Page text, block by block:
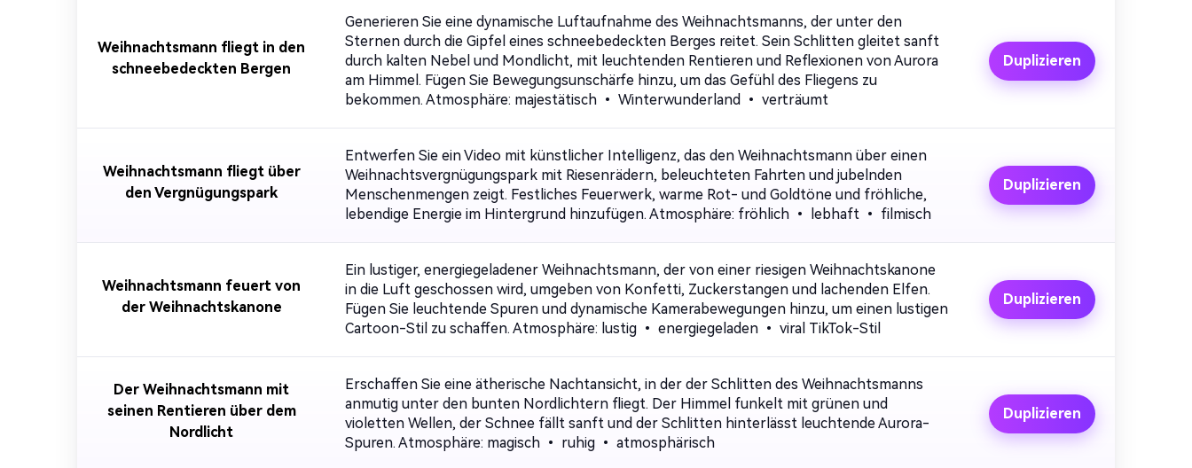
Weihnachtsmann fliegt in den
schneebedeckten Bergen
Generieren Sie eine dynamische Luftaufnahme des Weihnachtsmanns, der unter den
Sternen durch die Gipfel eines schneebedeckten Berges reitet. Sein Schlitten gleitet sanft
durch kalten Nebel und Mondlicht, mit leuchtenden Rentieren und Reflexionen von Aurora
am Himmel. Fügen Sie Bewegungsunschärfe hinzu, um das Gefühl des Fliegens zu
bekommen. Atmosphäre: majestätisch • Winterwunderland • verträumt
Duplizieren
Weihnachtsmann fliegt über
den Vergnügungspark
Entwerfen Sie ein Video mit künstlicher Intelligenz, das den Weihnachtsmann über einen
Weihnachtsvergnügungspark mit Riesenrädern, beleuchteten Fahrten und jubelnden
Menschenmengen zeigt. Festliches Feuerwerk, warme Rot- und Goldtöne und fröhliche,
lebendige Energie im Hintergrund hinzufügen. Atmosphäre: fröhlich • lebhaft • filmisch
Duplizieren
Weihnachtsmann feuert von
der Weihnachtskanone
Ein lustiger, energiegeladener Weihnachtsmann, der von einer riesigen Weihnachtskanone
in die Luft geschossen wird, umgeben von Konfetti, Zuckerstangen und lachenden Elfen.
Fügen Sie leuchtende Spuren und dynamische Kamerabewegungen hinzu, um einen lustigen
Cartoon-Stil zu schaffen. Atmosphäre: lustig • energiegeladen • viral TikTok-Stil
Duplizieren
Der Weihnachtsmann mit
seinen Rentieren über dem
Nordlicht
Erschaffen Sie eine ätherische Nachtansicht, in der der Schlitten des Weihnachtsmanns
anmutig unter den bunten Nordlichtern fliegt. Der Himmel funkelt mit grünen und
violetten Wellen, der Schnee fällt sanft und der Schlitten hinterlässt leuchtende Aurora-
Spuren. Atmosphäre: magisch • ruhig • atmosphärisch
Duplizieren
Unbegrenzt KI-
Bilder erstellen. 100
% kostenlos!